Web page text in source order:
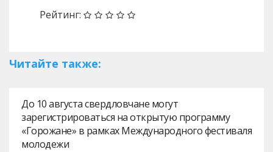
Рейтинг:
Читайте также:
До 10 августа свердловчане могут
зарегистрироваться на открытую программу
«Горожане» в рамках Международного фестиваля
молодежи